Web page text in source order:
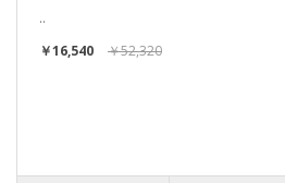
..
￥16,540
￥52,320